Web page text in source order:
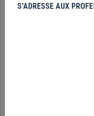
S'ADRESSE AUX